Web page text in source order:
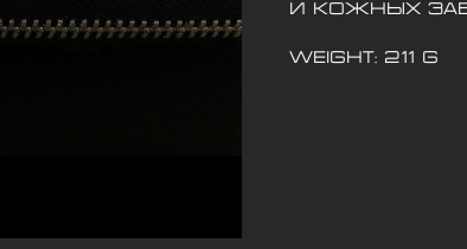
и кожных
Weight: 211 g